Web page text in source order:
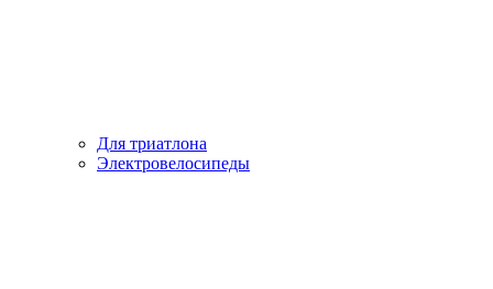
Для триатлона
Электровелосипеды